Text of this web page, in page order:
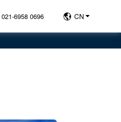
021-6958 0696 CN